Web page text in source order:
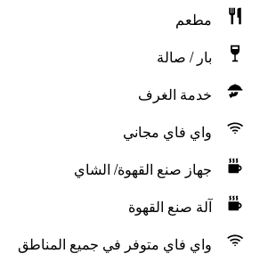
مطعم
بار / صالة
خدمة الغرف
واي فاي مجاني
جهاز صنع القهوة/ الشاي
آلة صنع القهوة
واي فاي متوفر في جميع المناطق